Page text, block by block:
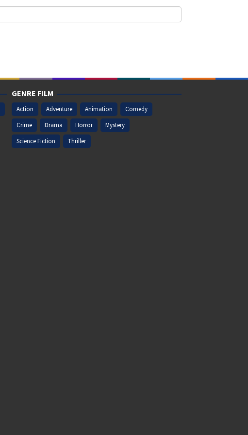
GENRE FILM
Action Adventure Animation
Comedy
Crime
Drama Horror
Mystery
Science Fiction
Thriller